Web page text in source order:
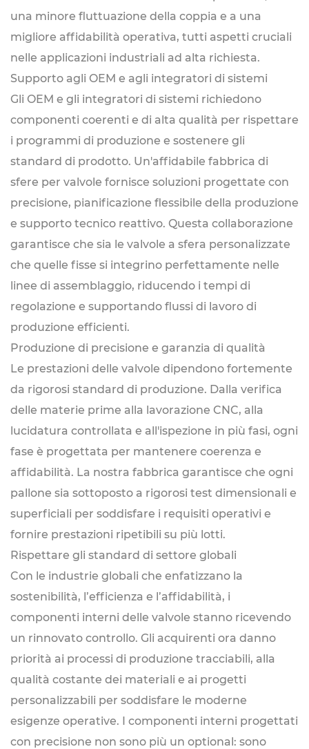
una minore fluttuazione della coppia e a una
migliore affidabilità operativa, tutti aspetti cruciali
nelle applicazioni industriali ad alta richiesta.
Supporto agli OEM e agli integratori di sistemi
Gli OEM e gli integratori di sistemi richiedono
componenti coerenti e di alta qualità per rispettare
i programmi di produzione e sostenere gli
standard di prodotto. Un'affidabile fabbrica di
sfere per valvole fornisce soluzioni progettate con
precisione, pianificazione flessibile della produzione
e supporto tecnico reattivo. Questa collaborazione
garantisce che sia le valvole a sfera personalizzate
che quelle fisse si integrino perfettamente nelle
linee di assemblaggio, riducendo i tempi di
regolazione e supportando flussi di lavoro di
produzione efficienti.
Produzione di precisione e garanzia di qualità
Le prestazioni delle valvole dipendono fortemente
da rigorosi standard di produzione. Dalla verifica
delle materie prime alla lavorazione CNC, alla
lucidatura controllata e all'ispezione in più fasi, ogni
fase è progettata per mantenere coerenza e
affidabilità. La nostra fabbrica garantisce che ogni
pallone sia sottoposto a rigorosi test dimensionali e
superficiali per soddisfare i requisiti operativi e
fornire prestazioni ripetibili su più lotti.
Rispettare gli standard di settore globali
Con le industrie globali che enfatizzano la
sostenibilità, l’efficienza e l’affidabilità, i
componenti interni delle valvole stanno ricevendo
un rinnovato controllo. Gli acquirenti ora danno
priorità ai processi di produzione tracciabili, alla
qualità costante dei materiali e ai progetti
personalizzabili per soddisfare le moderne
esigenze operative. I componenti interni progettati
con precisione non sono più un optional: sono